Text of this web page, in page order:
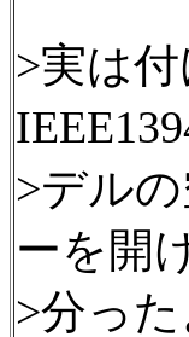
>実は
>デル
ーを開
>分っ